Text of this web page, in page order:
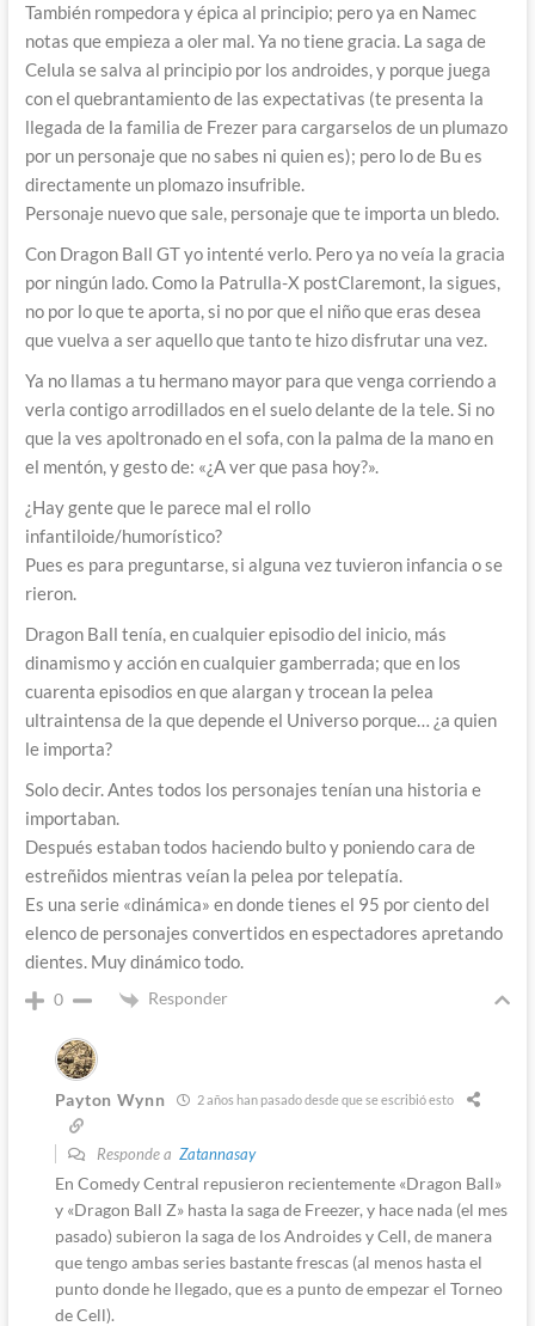
También rompedora y épica al principio; pero ya en Namec
notas que empieza a oler mal. Ya no tiene gracia. La saga de
Celula se salva al principio por los androides, y porque juega
con el quebrantamiento de las expectativas (te presenta la
llegada de la familia de Frezer para cargarselos de un plumazo
por un personaje que no sabes ni quien es); pero lo de Bu es
directamente un plomazo insufrible.
Personaje nuevo que sale, personaje que te importa un bledo.
Con Dragon Ball GT yo intenté verlo. Pero ya no veía la gracia
por ningún lado. Como la Patrulla-X postClaremont, la sigues,
no por lo que te aporta, si no por que el niño que eras desea
que vuelva a ser aquello que tanto te hizo disfrutar una vez.
Ya no llamas a tu hermano mayor para que venga corriendo a
verla contigo arrodillados en el suelo delante de la tele. Si no
que la ves apoltronado en el sofa, con la palma de la mano en
el mentón, y gesto de: «¿A ver que pasa hoy?».
¿Hay gente que le parece mal el rollo
infantiloide/humorístico?
Pues es para preguntarse, si alguna vez tuvieron infancia o se
rieron.
Dragon Ball tenía, en cualquier episodio del inicio, más
dinamismo y acción en cualquier gamberrada; que en los
cuarenta episodios en que alargan y trocean la pelea
ultraintensa de la que depende el Universo porque… ¿a quien
le importa?
Solo decir. Antes todos los personajes tenían una historia e
importaban.
Después estaban todos haciendo bulto y poniendo cara de
estreñidos mientras veían la pelea por telepatía.
Es una serie «dinámica» en donde tienes el 95 por ciento del
elenco de personajes convertidos en espectadores apretando
dientes. Muy dinámico todo.
0 Responder
Payton Wynn 2 años han pasado desde que se escribió esto
Responde a Zatannasay
En Comedy Central repusieron recientemente «Dragon Ball»
y «Dragon Ball Z» hasta la saga de Freezer, y hace nada (el mes
pasado) subieron la saga de los Androides y Cell, de manera
que tengo ambas series bastante frescas (al menos hasta el
punto donde he llegado, que es a punto de empezar el Torneo
de Cell).